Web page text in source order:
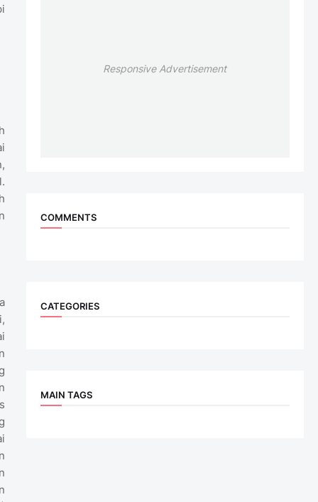
Responsive Advertisement
COMMENTS
CATEGORIES
MAIN TAGS